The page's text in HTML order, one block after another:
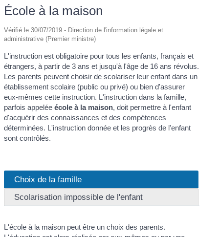
École à la maison
Vérifié le 30/07/2019 - Direction de l'information légale et
administrative (Premier ministre)
L'instruction est obligatoire pour tous les enfants, français et
étrangers, à partir de 3 ans et jusqu'à l'âge de 16 ans révolus.
Les parents peuvent choisir de scolariser leur enfant dans un
établissement scolaire (public ou privé) ou bien d'assurer
eux-mêmes cette instruction. L'instruction dans la famille,
parfois appeléeécole à la maison, doit permettre à l'enfant
d'acquérir des connaissances et des compétences
déterminées. L'instruction donnée et les progrès de l'enfant
sont contrôlés.
Choix de la famille
Scolarisation impossible de l'enfant
L'école à la maison peut être un choix des parents.